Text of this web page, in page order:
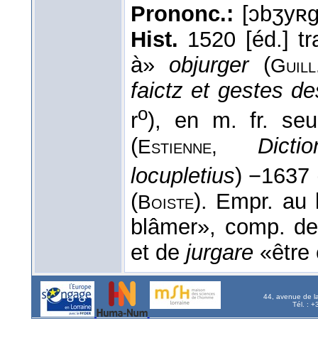
Prononc.:
Hist. 1520 [éd.]
à» objurger(
faictz et gestes
ro), en m. fr.
(Estienne,
locupletius) −1637
(Boiste). Empr. au
blâmer», comp.
et de jurgare «être
44, avenue de
Tél. :